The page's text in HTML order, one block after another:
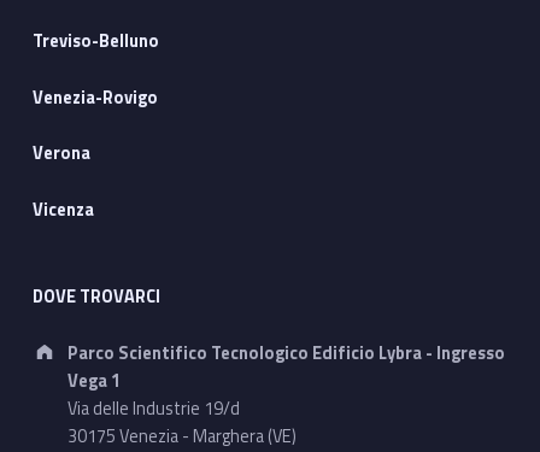
Treviso-Belluno
Venezia-Rovigo
Verona
Vicenza
DOVE TROVARCI
Address:
Parco Scientifico Tecnologico Edificio Lybra - Ingresso
Vega 1
Via delle Industrie 19/d
30175 Venezia - Marghera (VE)